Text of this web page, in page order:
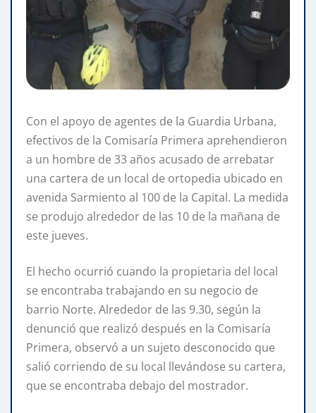
Con el apoyo de agentes de la Guardia Urbana,
efectivos de la Comisaría Primera aprehendieron
a un hombre de 33 años acusado de arrebatar
una cartera de un local de ortopedia ubicado en
avenida Sarmiento al 100 de la Capital. La medida
se produjo alrededor de las 10 de la mañana de
este jueves.
El hecho ocurrió cuando la propietaria del local
se encontraba trabajando en su negocio de
barrio Norte. Alrededor de las 9.30, según la
denunció que realizó después en la Comisaría
Primera, observó a un sujeto desconocido que
salió corriendo de su local llevándose su cartera,
que se encontraba debajo del mostrador.